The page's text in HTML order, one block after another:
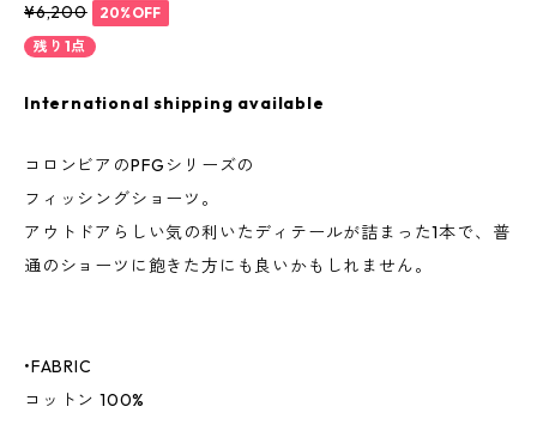
¥6,200
20%OFF
残り1点
International shipping available
コロンビアのPFGシリーズの
フィッシングショーツ。
アウトドアらしい気の利いたディテールが詰まった1本で、普
通のショーツに飽きた方にも良いかもしれません。
•FABRIC
コットン 100%